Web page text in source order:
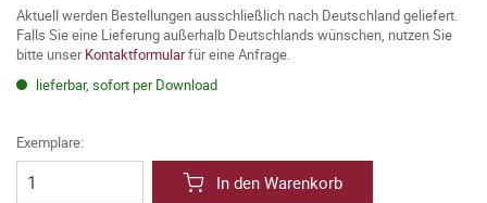
Aktuell werden Bestellungen ausschließlich nach Deutschland geliefert.
Falls Sie eine Lieferung außerhalb Deutschlands wünschen, nutzen Sie
bitte unserKontaktformularfür eine Anfrage.
lieferbar, sofort per Download
Exemplare:
In den Warenkorb